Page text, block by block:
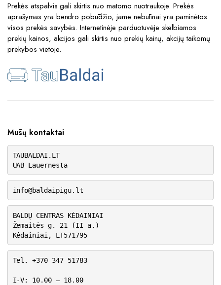
Prekės atspalvis gali skirtis nuo matomo nuotraukoje. Prekės
aprašymas yra bendro pobūdžio, jame nebūtinai yra paminėtos
visos prekės savybės. Internetinėje parduotuvėje skelbiamos
prekių kainos, akcijos gali skirtis nuo prekių kainų, akcijų taikomų
prekybos vietoje.
Mūsų kontaktai
TAUBALDAI.LT
UAB Lauernesta
info@baldaipigu.lt
BALDŲ CENTRAS KĖDAINIAI
Žemaitės g. 21 (II a.)
Kėdainiai, LT571795
Tel. +370 347 51783
I-V: 10.00 – 18.00